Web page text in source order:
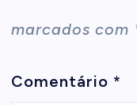
marcados com
Comentário *